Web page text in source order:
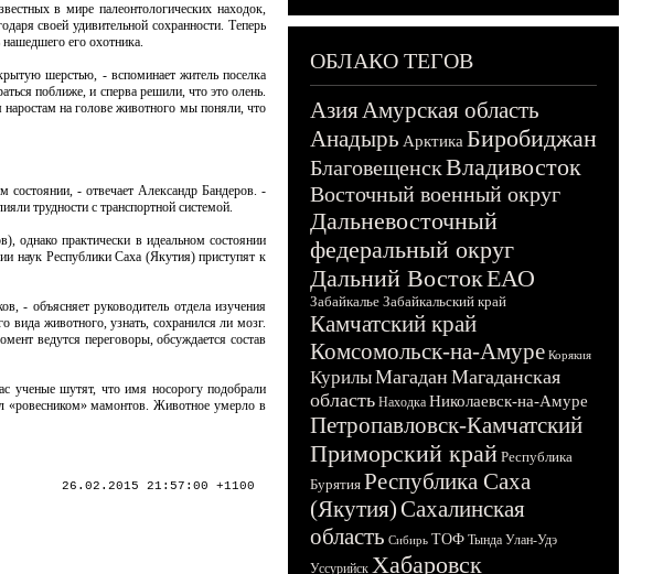
в мире палеонтологических находок,
своей удивительной сохранности. Теперь
его охотника.
шерстью, - вспоминает житель поселка
поближе, и сперва решили, что это олень.
на голове животного мы поняли, что
состоянии, - отвечает Александр Бандеров. -
трудности с транспортной системой.
практически в идеальном состоянии
наук Республики Саха (Якутия) приступят к
- объясняет руководитель отдела изучения
животного, узнать, сохранился ли мозг.
ведутся переговоры, обсуждается состав
ученые шутят, что имя носорогу подобрали
«ровесником» мамонтов. Животное умерло в
26.02.2015 21:57:00 +1100
ОБЛАКО ТЕГОВ
АзияАмурская область
Анадырь Арктика Биробиджан
БлаговещенскВладивосток
Восточный военный округ
Дальневосточный
федеральный округ
Дальний ВостокЕАО
Забайкалье Забайкальский край
Камчатский край
Комсомольск-на-Амуре Корякия
КурилыМагадан Магаданская
область Находка Николаевск-на-Амуре
Петропавловск-Камчатский
Приморский край Республика
Бурятия Республика Саха
(Якутия)Сахалинская
область Сибирь ТОФ Тында Улан-Удэ
Уссурийск Хабаровск